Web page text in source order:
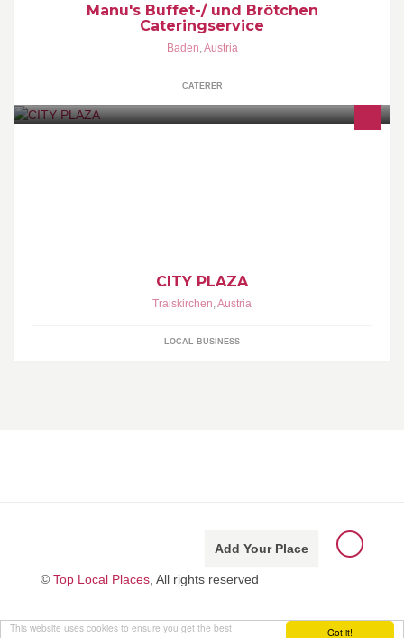
Got it!
This website uses cookies to ensure you get the best
Manu's Buffet-/ und Brötchen
Cateringservice
Baden,Austria
CATERER
CITY PLAZA
Traiskirchen,Austria
LOCAL BUSINESS
Add Your Place
© Top Local Places , All rights reserved